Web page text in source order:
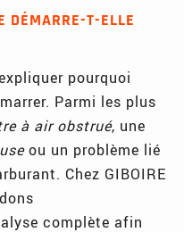
DÉMARRE-T-ELLE
pourquoi
Parmi les plus
à air obstrué, une
ou un problème lié
Chez GIBOIRE
complète afin